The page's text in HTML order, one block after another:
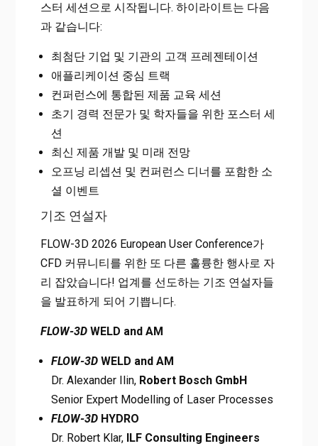
스터 세션으로 시작됩니다. 하이라이트는 다음
과 같습니다:
최첨단 기업 및 기관의 고객 프레젠테이션
애플리케이션 중심 트랙
컨퍼런스에 통합된 제품 교육 세션
초기 경력 전문가 및 학자들을 위한 포스터 세
션
최신 제품 개발 및 미래 전망
오프닝 리셉션 및 컨퍼런스 디너를 포함한 소
셜 이벤트
기조 연설자
FLOW-3D 2026 European User Conference가
CFD 커뮤니티를 위한 또 다른 훌륭한 행사로 자
리 잡았습니다! 업계를 선도하는 기조 연설자들
을 발표하게 되어 기쁩니다.
FLOW-3DWELD and AM
FLOW-3DWELD and AM
Dr. Alexander Ilin, Robert Bosch GmbH
Senior Expert Modelling of Laser Processes
FLOW-3DHYDRO
Dr. Robert Klar, ILF Consulting Engineers